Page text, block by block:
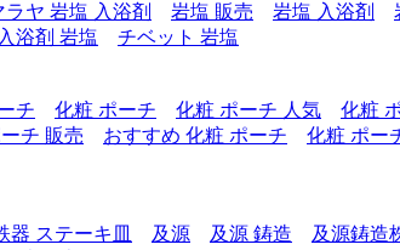
ラヤ 岩塩 入浴剤 岩塩 販売 岩塩 入浴剤
入浴剤 岩塩 チベット 岩塩
チ 化粧 ポーチ 化粧 ポーチ 人気 化粧
チ 販売 おすすめ 化粧 ポーチ 化粧 ポー
器 ステーキ皿 及源 及源 鋳造 及源鋳造